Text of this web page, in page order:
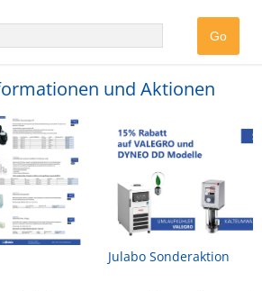
und Aktionen
Julabo Sonderaktion